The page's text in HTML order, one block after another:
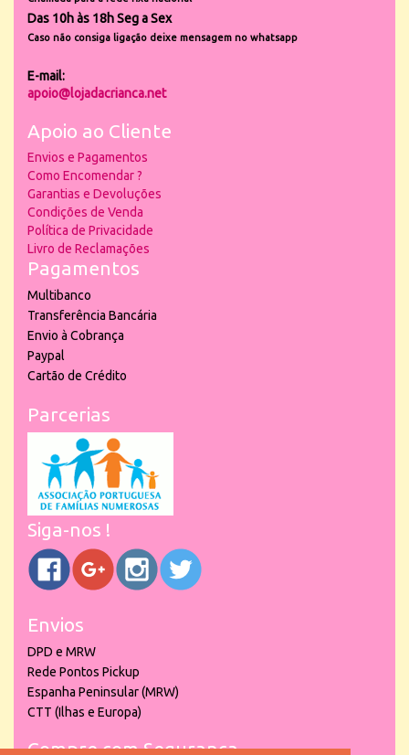
Das 10h às 18h Seg a Sex
Caso não consiga ligação deixe mensagem no whatsapp
E-mail:
apoio@lojadacrianca.net
Apoio ao Cliente
Envios e Pagamentos
Como Encomendar ?
Garantias e Devoluções
Condições de Venda
Política de Privacidade
Livro de Reclamações
Pagamentos
Multibanco
Transferência Bancária
Envio à Cobrança
Paypal
Cartão de Crédito
Parcerias
Siga-nos !
Envios
DPD e MRW
Rede Pontos Pickup
Espanha Peninsular (MRW)
CTT (Ilhas e Europa)
Compre com Segurança